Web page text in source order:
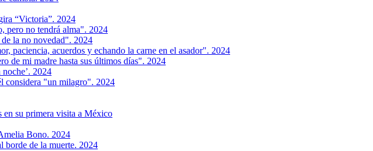
“Victoria”. 2024
pero no tendrá alma". 2024
de la no novedad". 2024
paciencia, acuerdos y echando la carne en el asador". 2024
de mi madre hasta sus últimos días". 2024
2024
considera "un milagro". 2024
en su primera visita a México
Bono. 2024
borde de la muerte. 2024